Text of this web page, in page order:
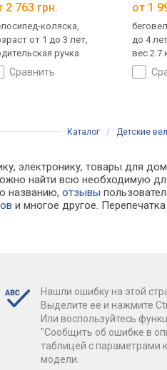
2 763 грн.
коляска,
от 1 до 3 лет,
ручка
сравнить
от 1
до 4
вес 2.7
Каталог / Детские
электронику, товары для
можно найти всю
названию,отзывы
и многое другое.
Нашли ошибку на этой
Выделите ее и нажмите
Или воспользуйтесь
"Сообщить об ошибке в
таблицей с параметрами
модели.